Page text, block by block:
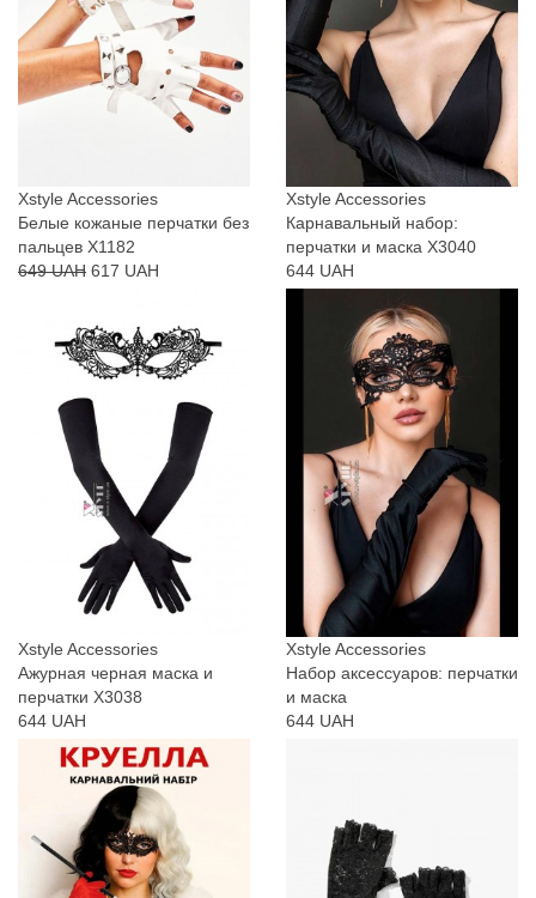
Xstyle Accessories
Белые кожаные перчатки без
пальцев X1182
649 UAH 617 UAH
Xstyle Accessories
Карнавальный набор:
перчатки и маска X3040
644 UAH
Xstyle Accessories
Ажурная черная маска и
перчатки X3038
644 UAH
Xstyle Accessories
Набор аксессуаров: перчатки
и маска
644 UAH